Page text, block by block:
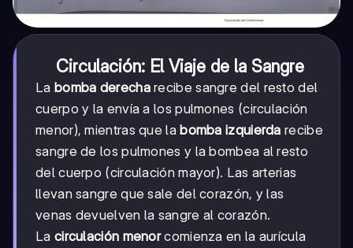
Circulación: El Viaje de la Sangre
La bomba derecharecibe sangre del resto del
cuerpo y la envía a los pulmones (circulación
menor), mientras que la bomba izquierda recibe
sangre de los pulmones y la bombea al resto
del cuerpo (circulación mayor). Las arterias
llevan sangre que sale del corazón, y las
venas devuelven la sangre al corazón.
La circulación menorcomienza en la aurícula